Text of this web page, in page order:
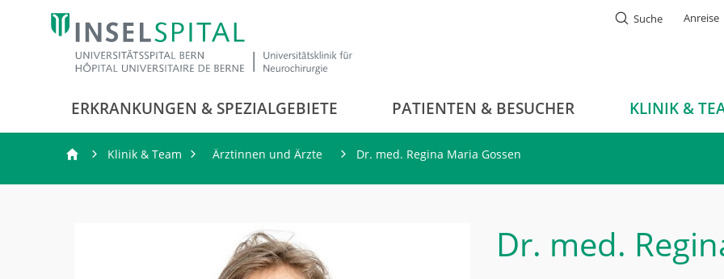
Suche Anreise
ERKRANKUNGEN & SPEZIALGEBIETE PATIENTEN & BESUCHER KLINIK &
Klinik & Team Ärztinnen und Ärzte Dr. med. Regina Maria Gossen
Dr. med.